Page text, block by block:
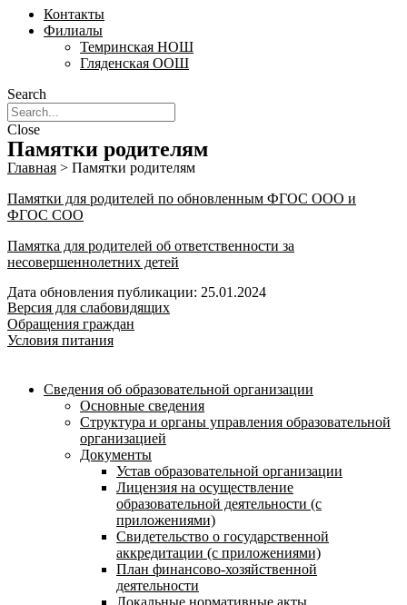
Контакты
Филиалы
Темринская НОШ
Гляденская ООШ
Search
Close
Памятки родителям
Главная > Памятки родителям
Памятки для родителей по обновленным ФГОС ООО и
ФГОС СОО
Памятка для родителей об ответственности за
несовершеннолетних детей
Дата обновления публикации: 25.01.2024
Версия для слабовидящих
Обращения граждан
Условия питания
Сведения об образовательной организации
Основные сведения
Структура и органы управления образовательной
организацией
Документы
Устав образовательной организации
Лицензия на осуществление
образовательной деятельности (с
приложениями)
Свидетельство о государственной
аккредитации (с приложениями)
План финансово-хозяйственной
деятельности
Локальные нормативные акты